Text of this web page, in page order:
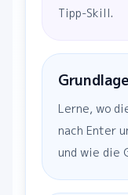
Tipp-Skill.
Lerne, wo
nach Enter
und wie die